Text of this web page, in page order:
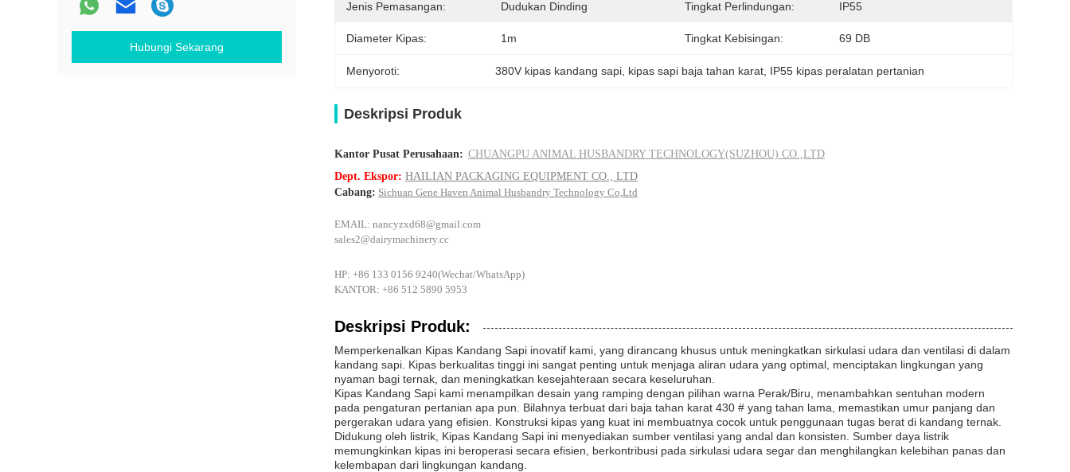
Hubungi Sekarang
Jenis Pemasangan: Dudukan Dinding Tingkat Perlindungan: IP55
Diameter Kipas: 1m Tingkat Kebisingan: 69 DB
Menyoroti: 380V kipas kandang sapi kipas sapi baja tahan karat IP55 kipas peralatan pertanian
Deskripsi Produk
Kantor Pusat Perusahaan: CHUANGPU ANIMAL HUSBANDRY TECHNOLOGY(SUZHOU) CO.,LTD
Dept. Ekspor: HAILIAN PACKAGING EQUIPMENT CO., LTD
Cabang: Sichuan Gene Haven Animal Husbandry Technology Co,Ltd
EMAIL: nancyzxd68@gmail.com
sales2@dairymachinery.cc
HP: +86 133 0156 9240(Wechat/WhatsApp)
KANTOR: +86 512 5890 5953
Deskripsi Produk:
Memperkenalkan Kipas Kandang Sapi inovatif kami, yang dirancang khusus untuk meningkatkan sirkulasi udara dan ventilasi di dalam
kandang sapi. Kipas berkualitas tinggi ini sangat penting untuk menjaga aliran udara yang optimal, menciptakan lingkungan yang
nyaman bagi ternak, dan meningkatkan kesejahteraan secara keseluruhan.
Kipas Kandang Sapi kami menampilkan desain yang ramping dengan pilihan warna Perak/Biru, menambahkan sentuhan modern
pada pengaturan pertanian apa pun. Bilahnya terbuat dari baja tahan karat 430 # yang tahan lama, memastikan umur panjang dan
pergerakan udara yang efisien. Konstruksi kipas yang kuat ini membuatnya cocok untuk penggunaan tugas berat di kandang ternak.
Didukung oleh listrik, Kipas Kandang Sapi ini menyediakan sumber ventilasi yang andal dan konsisten. Sumber daya listrik
memungkinkan kipas ini beroperasi secara efisien, berkontribusi pada sirkulasi udara segar dan menghilangkan kelebihan panas dan
kelembapan dari lingkungan kandang.